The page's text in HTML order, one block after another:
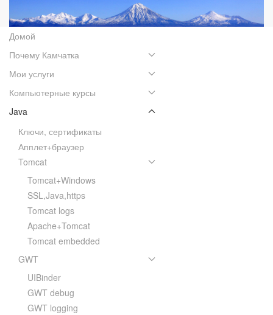
Домой
Почему Камчатка
Мои услуги
Компьютерные курсы
Java
Ключи, сертификаты
Апплет+браузер
Tomcat
Tomcat+Windows
SSL,Java,https
Tomcat logs
Apache+Tomcat
Tomcat embedded
GWT
UIBinder
GWT debug
GWT logging